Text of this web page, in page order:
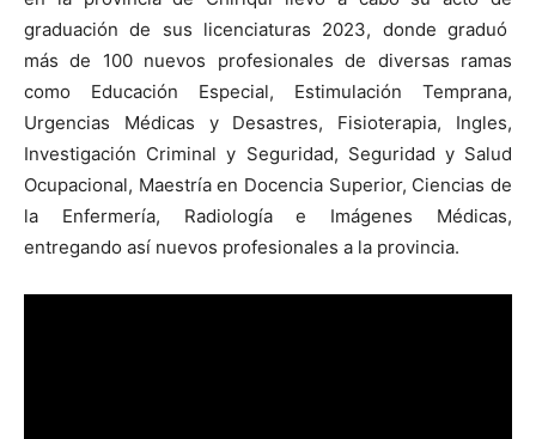
graduación de sus licenciaturas 2023, donde graduó
más de 100 nuevos profesionales de diversas ramas
como Educación Especial, Estimulación Temprana,
Urgencias Médicas y Desastres, Fisioterapia, Ingles,
Investigación Criminal y Seguridad, Seguridad y Salud
Ocupacional, Maestría en Docencia Superior, Ciencias de
la Enfermería, Radiología e Imágenes Médicas,
entregando así nuevos profesionales a la provincia.